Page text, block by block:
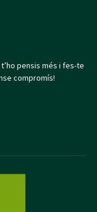
pensis més i fes-te
compromís!